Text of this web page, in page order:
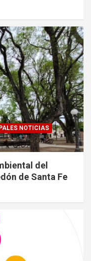
NOTICIAS
del
de Santa Fe